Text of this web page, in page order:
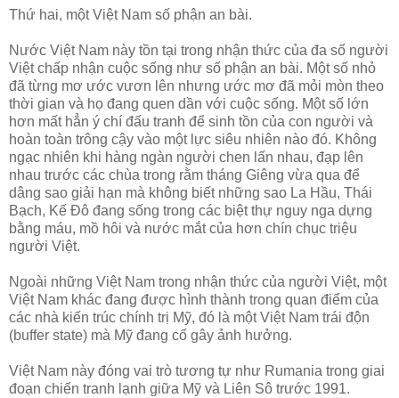
Thứ hai, một Việt Nam số phận an bài.
Nước Việt Nam này tồn tại trong nhận thức của đa số người
Việt chấp nhận cuộc sống như số phận an bài. Một số nhỏ
đã từng mơ ước vươn lên nhưng ước mơ đã mỏi mòn theo
thời gian và họ đang quen dần với cuộc sống. Một số lớn
hơn mất hẳn ý chí đấu tranh để sinh tồn của con người và
hoàn toàn trông cậy vào một lực siêu nhiên nào đó. Không
ngạc nhiên khi hàng ngàn người chen lấn nhau, đạp lên
nhau trước các chùa trong rằm tháng Giêng vừa qua để
dâng sao giải hạn mà không biết những sao La Hầu, Thái
Bạch, Kế Đô đang sống trong các biệt thự nguy nga dựng
bằng máu, mồ hôi và nước mắt của hơn chín chục triệu
người Việt.
Ngoài những Việt Nam trong nhận thức của người Việt, một
Việt Nam khác đang được hình thành trong quan điểm của
các nhà kiến trúc chính trị Mỹ, đó là một Việt Nam trái độn
(buffer state) mà Mỹ đang cố gây ảnh hưởng.
Việt Nam này đóng vai trò tương tự như Rumania trong giai
đoạn chiến tranh lạnh giữa Mỹ và Liên Sô trước 1991.